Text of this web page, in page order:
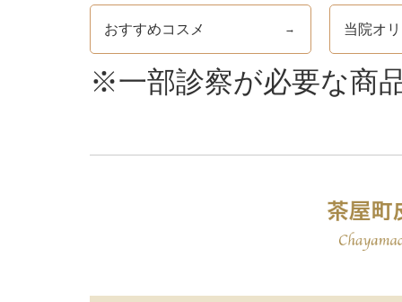
おすすめコスメ → 当院オ
※一部診察が必要な商